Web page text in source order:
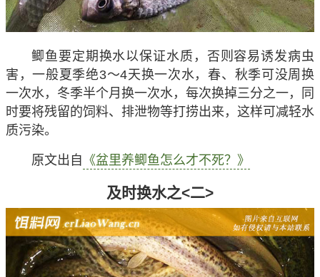
鲫鱼要定期换水以保证水质，否则容易诱发病虫
害，一般夏季绝3～4天换一次水，春、秋季可没周换
一次水，冬季半个月换一次水，每次换掉三分之一，同
时要将残留的饲料、排泄物等打捞出来，这样可减轻水
质污染。
原文出自 《盆里养鲫鱼怎么才不死？》
及时换水之<二>